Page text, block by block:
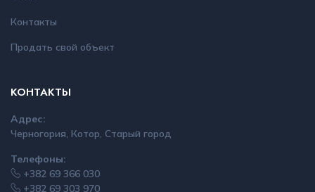
Контакты
Продать свой объект
КОНТАКТЫ
Адрес:
Черногория, Котор, Старый город
Телефоны:
+382 69 366 030
+382 69 303 970